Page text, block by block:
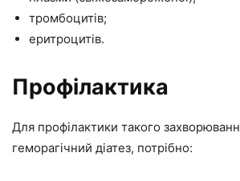
тромбоцитів;
еритроцитів.
Профілактика
Для профілактики такого
геморагічний діатез, потрібно: